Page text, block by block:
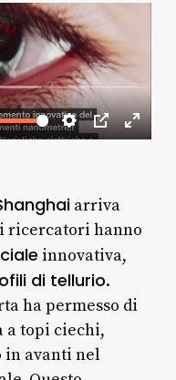
arriva
ricercatori hanno
innovativa,
di tellurio.
ha permesso di
a topi ciechi,
in avanti nel